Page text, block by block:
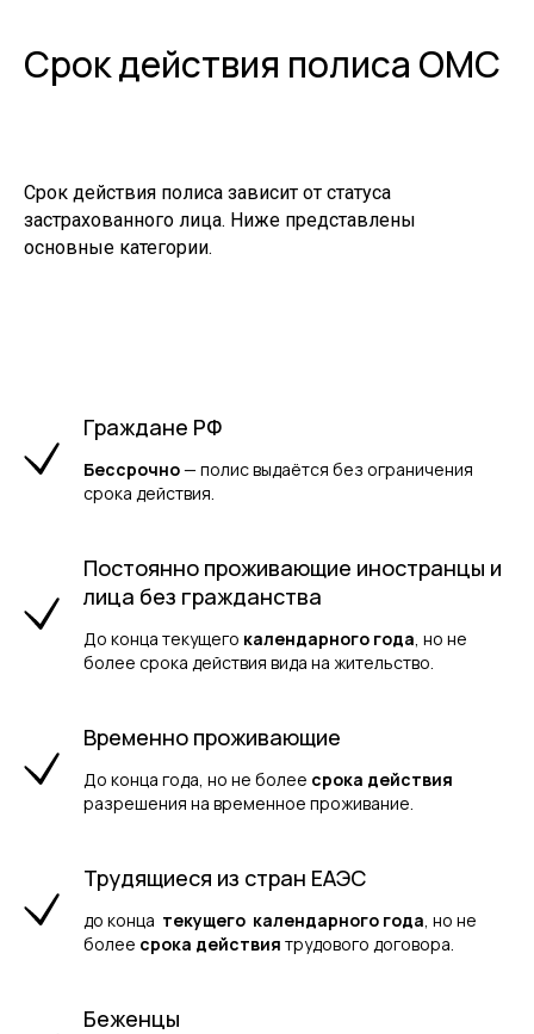
Срок действия полиса ОМС
Срок действия полиса зависит от статуса
застрахованного лица. Ниже представлены
основные категории.
Граждане РФ
Бессрочно— полис выдаётся без ограничения
срока действия.
Постоянно проживающие иностранцы и
лица без гражданства
До конца текущего календарного года, но не
более срока действия вида на жительство.
Временно проживающие
До конца года, но не более срока действия
разрешения на временное проживание.
Трудящиеся из стран ЕАЭС
до конца текущего календарного года, но не
более срока действия трудового договора.
Беженцы